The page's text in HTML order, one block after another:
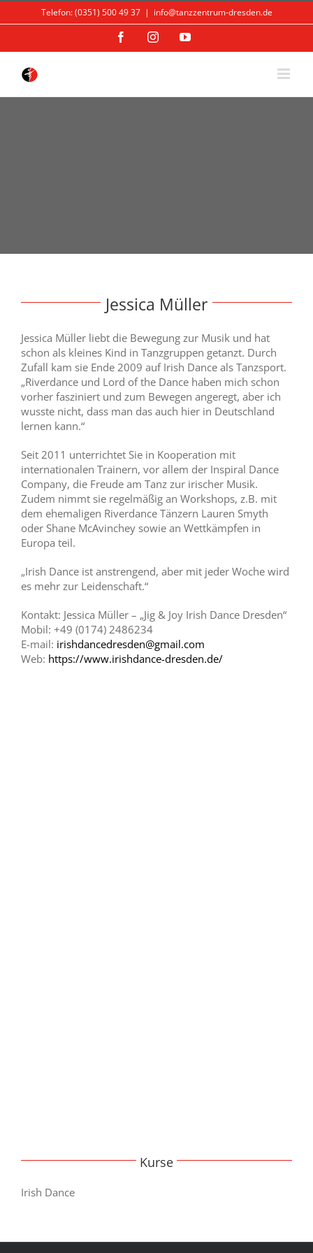
to
Telefon: (0351) 500 49 37 | info@tanzzentrum-dresden.de
FacebookInstagramYouTube
Jessica Müller
Jessica Müller liebt die Bewegung zur Musik und hat
schon als kleines Kind in Tanzgruppen getanzt. Durch
Zufall kam sie Ende 2009 auf Irish Dance als Tanzsport.
„Riverdance und Lord of the Dance haben mich schon
vorher fasziniert und zum Bewegen angeregt, aber ich
wusste nicht, dass man das auch hier in Deutschland
lernen kann.“
Seit 2011 unterrichtet Sie in Kooperation mit
internationalen Trainern, vor allem der Inspiral Dance
Company, die Freude am Tanz zur irischer Musik.
Zudem nimmt sie regelmäßig an Workshops, z.B. mit
dem ehemaligen Riverdance Tänzern Lauren Smyth
oder Shane McAvinchey sowie an Wettkämpfen in
Europa teil.
„Irish Dance ist anstrengend, aber mit jeder Woche wird
es mehr zur Leidenschaft.“
Kontakt: Jessica Müller – „Jig & Joy Irish Dance Dresden“
Mobil: +49 (0174) 2486234
E-mail: irishdancedresden@gmail.com
Web: https://www.irishdance-dresden.de/
Kurse
Irish Dance